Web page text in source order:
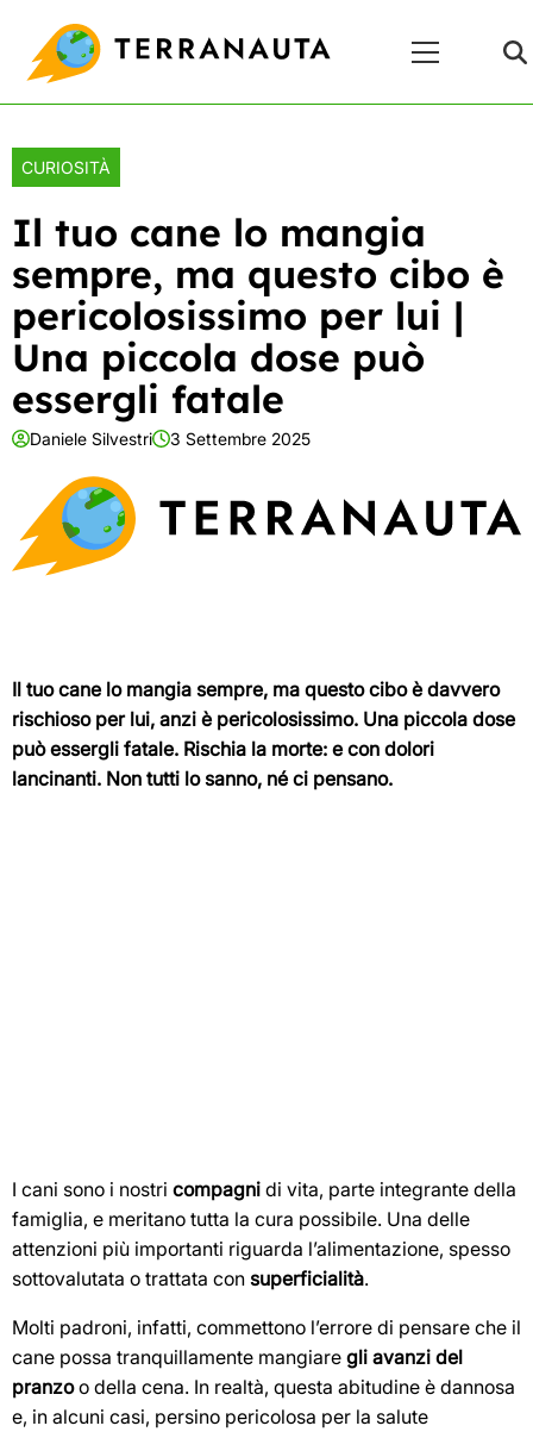
content
Principale
CURIOSITÀ
Il tuo cane lo mangia
sempre, ma questo cibo è
pericolosissimo per lui |
Una piccola dose può
essergli fatale
Daniele Silvestri 3 Settembre 2025
Il tuo cane lo mangia sempre, ma questo cibo è davvero
rischioso per lui, anzi è pericolosissimo. Una piccola dose
può essergli fatale. Rischia la morte: e con dolori
lancinanti. Non tutti lo sanno, né ci pensano.
I cani sono i nostri compagni di vita, parte integrante della
famiglia, e meritano tutta la cura possibile. Una delle
attenzioni più importanti riguarda l’alimentazione, spesso
sottovalutata o trattata con superficialità.
Molti padroni, infatti, commettono l’errore di pensare che il
cane possa tranquillamente mangiare gli avanzi del
pranzoo della cena. In realtà, questa abitudine è dannosa
e, in alcuni casi, persino pericolosa per la salute